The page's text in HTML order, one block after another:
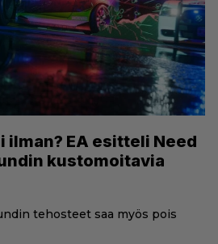
ilman? EA esitteli Need
kustomoitavia
tehosteet saa myös pois